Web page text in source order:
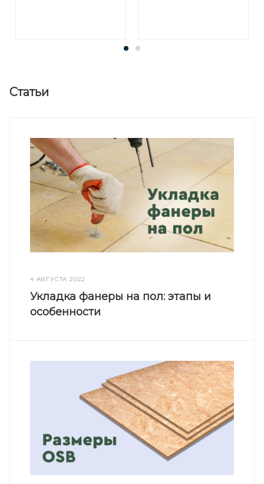
Статьи
4 АВГУСТА 2022
Укладка фанеры на пол: этапы и
особенности